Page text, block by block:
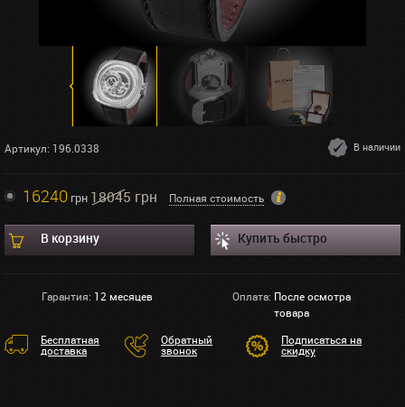
Артикул: 196.0338 В наличии
16240грн 18045 грн Полная стоимость
В корзину Купить быстро
Гарантия: 12 месяцев Оплата: После осмотра
товара
Бесплатная
доставка
Обратный
звонок
Подписаться на
скидку